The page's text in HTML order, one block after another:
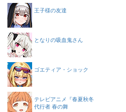
王子様の友達
となりの吸血鬼さん
ゴエティア・ショック
テレビアニメ『春夏秋冬
代行者 春の舞